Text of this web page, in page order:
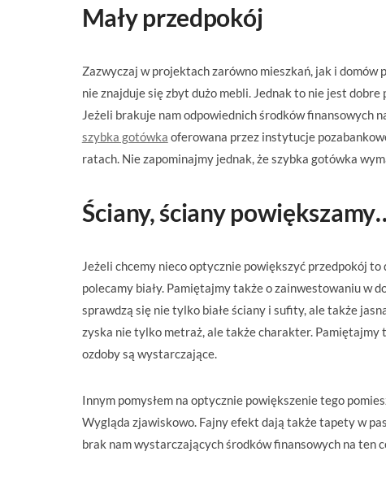
Mały przedpokój
Zazwyczaj w projektach zarówno mieszkań, jak i
nie znajduje się zbyt dużo mebli. Jednak to nie jest
Jeżeli brakuje nam odpowiednich środków finansowych
szybka gotówka oferowana przez instytucje
ratach. Nie zapominajmy jednak, że szybka gotówka
Ściany, ściany
Jeżeli chcemy nieco optycznie powiększyć przedpokój
polecamy biały. Pamiętajmy także o zainwestowaniu w
sprawdzą się nie tylko białe ściany i sufity, ale także
zyska nie tylko metraż, ale także charakter. Pamiętajmy
ozdoby są wystarczające.
Innym pomysłem na optycznie powiększenie tego
Wygląda zjawiskowo. Fajny efekt dają także tapety w
brak nam wystarczających środków finansowych na ten